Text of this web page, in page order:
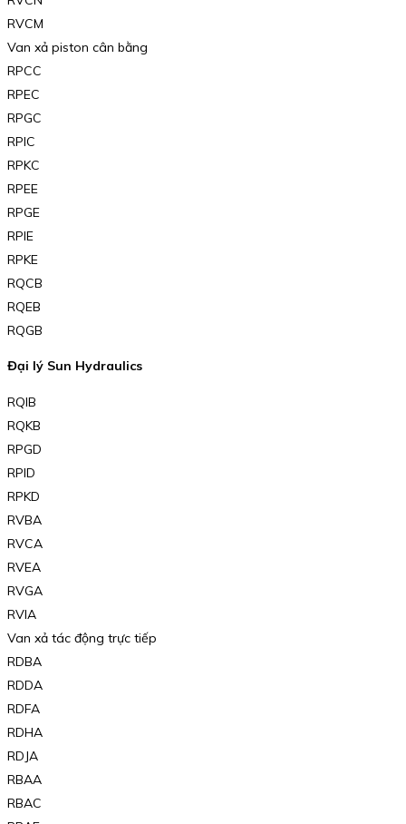
RVCM
Van xả piston cân bằng
RPCC
RPEC
RPGC
RPIC
RPKC
RPEE
RPGE
RPIE
RPKE
RQCB
RQEB
RQGB
Đại lý Sun Hydraulics
RQIB
RQKB
RPGD
RPID
RPKD
RVBA
RVCA
RVEA
RVGA
RVIA
Van xả tác động trực tiếp
RDBA
RDDA
RDFA
RDHA
RDJA
RBAA
RBAC